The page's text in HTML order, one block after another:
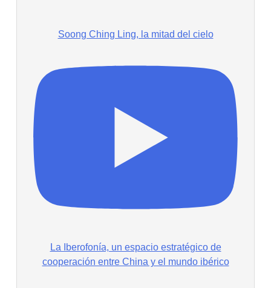
Soong Ching Ling, la mitad del cielo
La Iberofonía, un espacio estratégico de
cooperación entre China y el mundo ibérico